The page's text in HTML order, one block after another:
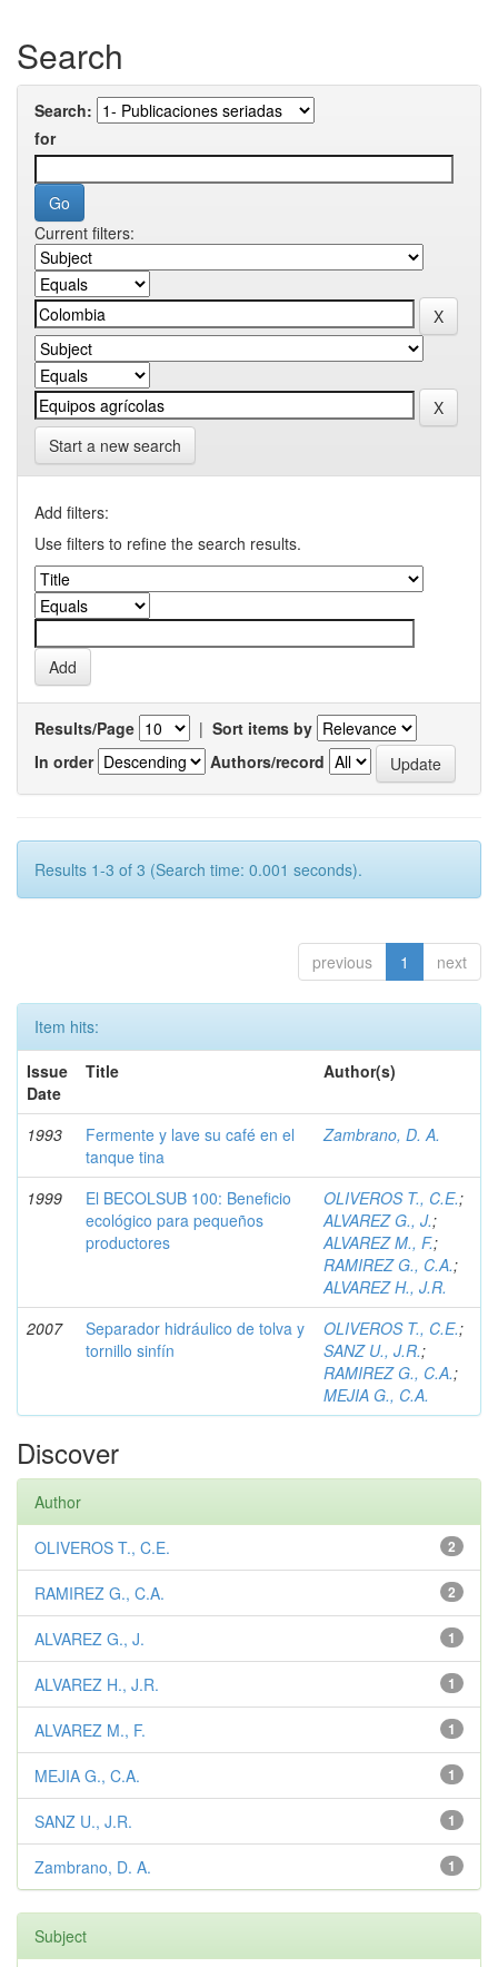
Search
Search:
for
Current filters:
Start a new search
Add filters:
Use filters to refine the search results.
Results/Page | Sort items by
In order
Authors/record
Results 1-3 of 3 (Search time: 0.001 seconds).
previous 1 next
Item hits:
Issue
Date
Title Author(s)
1993
Fermente y lave su café en el
tanque tina
Zambrano, D. A.
1999
El BECOLSUB 100: Beneficio
ecológico para pequeños
productores
OLIVEROS T., C.E.;
ALVAREZ G., J.;
ALVAREZ M., F.;
RAMIREZ G., C.A.;
ALVAREZ H., J.R.
2007
Separador hidráulico de tolva y
tornillo sinfín
OLIVEROS T., C.E.;
SANZ U., J.R.;
RAMIREZ G., C.A.;
MEJIA G., C.A.
Discover
Author
2
OLIVEROS T., C.E.
2
RAMIREZ G., C.A.
1
ALVAREZ G., J.
1
ALVAREZ H., J.R.
1
ALVAREZ M., F.
1
MEJIA G., C.A.
1
SANZ U., J.R.
1
Zambrano, D. A.
Subject